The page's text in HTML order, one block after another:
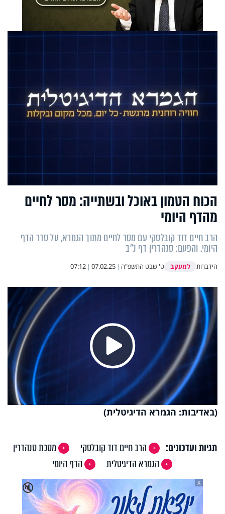
הכוח הטמון באוכל ובשתייה: מסר לחיים
מהדף היומי
הרב חיים דוד קובלסקי עם מסר לחיים מתוך הגמרא, על סדר הדף
היומי. והפעם: סנהדרין דף נ"ב
הידברות למעקב ט' שבט התשפ"ה |
07.02.25
|
07:12
Play
Video
(באדיבות: הגמרא הדיגיטלית)
תגיות ועדכונים: הרב חיים דוד קובלסקי
מסכת סנהדרין
הגמרא הדיגיטלית
הדף היומי
🔇
X